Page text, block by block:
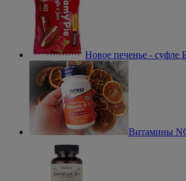
Новое печенье -
Витамины